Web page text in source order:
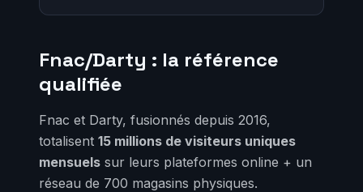
Fnac/Darty : la référence
qualifiée
Fnac et Darty, fusionnés depuis 2016,
totalisent 15 millions de visiteurs uniques
mensuels sur leurs plateformes online + un
réseau de 700 magasins physiques.